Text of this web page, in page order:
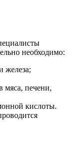
необходимо:
железа;
мяса, печени,
кислоты.